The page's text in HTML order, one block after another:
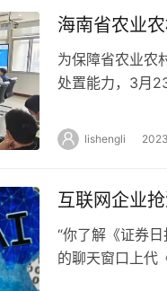
海南省农业
为保障省农业农
处置能力，3月
lishengli
互联网企业
“你了解《证券
的聊天窗口上代